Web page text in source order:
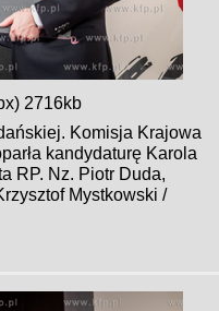
2716kb
Komisja Krajowa
kandydaturę Karola
RP. Nz. Piotr Duda,
Mystkowski /